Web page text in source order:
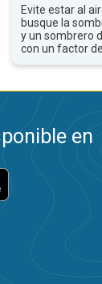
Evite estar al
busque la
y un sombrero
con un factor
en